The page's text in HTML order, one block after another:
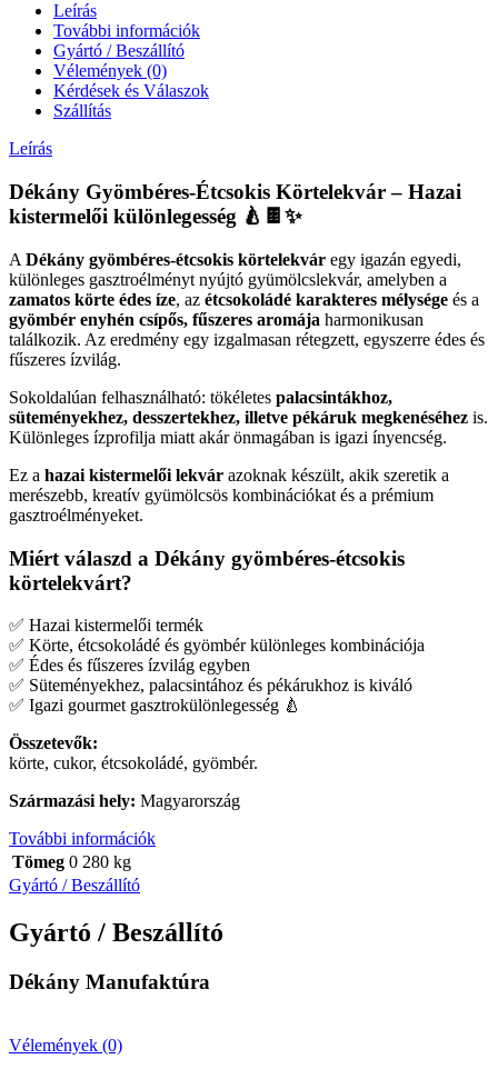
Leírás
További információk
Gyártó / Beszállító
Vélemények (0)
Kérdések és Válaszok
Szállítás
Leírás
Dékány Gyömbéres-Étcsokis Körtelekvár – Hazai
kistermelői különlegesség 🍐🍫✨
A Dékány gyömbéres-étcsokis körtelekvár egy igazán egyedi,
különleges gasztroélményt nyújtó gyümölcslekvár, amelyben a
zamatos körte édes íze, az étcsokoládé karakteres mélysége és a
gyömbér enyhén csípős, fűszeres aromája harmonikusan
találkozik. Az eredmény egy izgalmasan rétegzett, egyszerre édes és
fűszeres ízvilág.
Sokoldalúan felhasználható: tökéletes palacsintákhoz,
süteményekhez, desszertekhez, illetve pékáruk megkenéséhez is.
Különleges ízprofilja miatt akár önmagában is igazi ínyencség.
Ez a hazai kistermelői lekvár azoknak készült, akik szeretik a
merészebb, kreatív gyümölcsös kombinációkat és a prémium
gasztroélményeket.
Miért válaszd a Dékány gyömbéres-étcsokis
körtelekvárt?
✅ Hazai kistermelői termék
✅ Körte, étcsokoládé és gyömbér különleges kombinációja
✅ Édes és fűszeres ízvilág egyben
✅ Süteményekhez, palacsintához és pékárukhoz is kiváló
✅ Igazi gourmet gasztrokülönlegesség 🍐
Összetevők:
körte, cukor, étcsokoládé, gyömbér.
Származási hely: Magyarország
További információk
Tömeg 0 280 kg
Gyártó / Beszállító
Gyártó / Beszállító
Dékány Manufaktúra
Vélemények (0)